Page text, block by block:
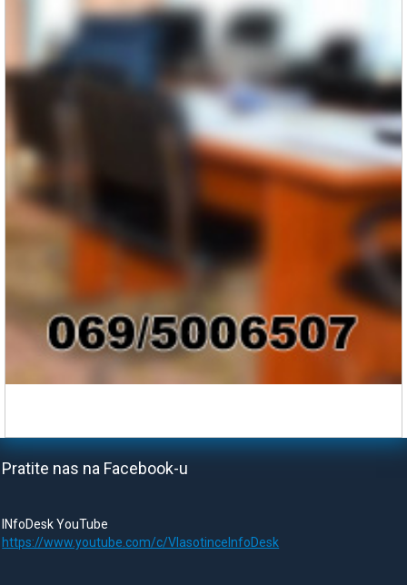
Pratite nas na Facebook-u
INfoDesk YouTube
https://www.youtube.com/c/VlasotinceInfoDesk